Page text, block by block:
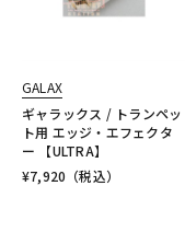
GALAX
ギャラックス / トランペッ
ト用 エッジ・エフェクタ
ー 【ULTRA】
¥7,920 （税込）